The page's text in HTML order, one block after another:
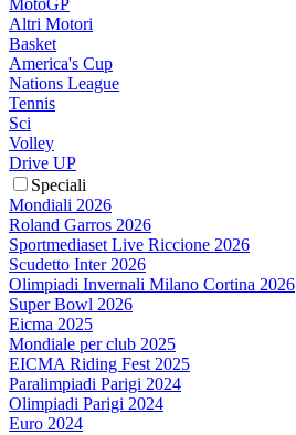
MotoGP
Altri Motori
Basket
America's Cup
Nations League
Tennis
Sci
Volley
Drive UP
Speciali
Mondiali 2026
Roland Garros 2026
Sportmediaset Live Riccione 2026
Scudetto Inter 2026
Olimpiadi Invernali Milano Cortina 2026
Super Bowl 2026
Eicma 2025
Mondiale per club 2025
EICMA Riding Fest 2025
Paralimpiadi Parigi 2024
Olimpiadi Parigi 2024
Euro 2024